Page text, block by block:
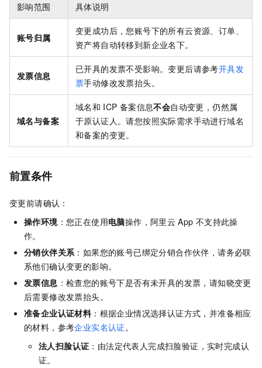
影响范围 具体说明
账号归属
变更成功后，您账号下的所有云资源、订单、
资产将自动转移到新企业名下。
发票信息
已开具的发票不受影响。变更后请参考开具发
票手动修改发票抬头。
域名与备案
域名和 ICP 备案信息不会自动变更，仍然属
于原认证人。请您按照实际需求手动进行域名
和备案的变更。
前置条件
变更前请确认：
操作环境：您正在使用电脑操作，阿里云 App 不支持此操
作。
分销伙伴关系：如果您的账号已绑定分销合作伙伴，请务必联
系他们确认变更的影响。
发票信息 ：检查您的账号下是否有未开具的发票，请知晓变更
后需要修改发票抬头。
准备企业认证材料：根据企业情况选择认证方式，并准备相应
的材料，参考企业实名认证。
法人扫脸认证 ：由法定代表人完成扫脸验证，实时完成认
证。